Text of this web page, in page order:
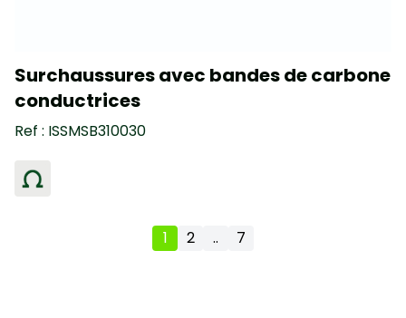
Surchaussures avec bandes de carbone
conductrices
Ref : ISSMSB310030
1 2 .. 7